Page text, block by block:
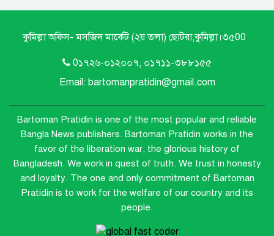
কুমিল্লা অফিস- মসজিদ মার্কেট (২য় তলা) ছোটরা,কুমিল্লা।৩৫00
0১৭২৬-০১২০০৭, ০১৭১১-৩৮৮১৫৫
Email: bartomanpratidin@gmail.com
Bartoman Pratidin is one of the most popular and reliable
Bangla News publishers. Bartoman Pratidin works in the
favor of the liberation war, the glorious history of
Bangladesh. We work in quest of truth. We trust in honesty
and loyalty. The one and only commitment of Bartoman
Pratidin is to work for the welfare of our country and its
people.